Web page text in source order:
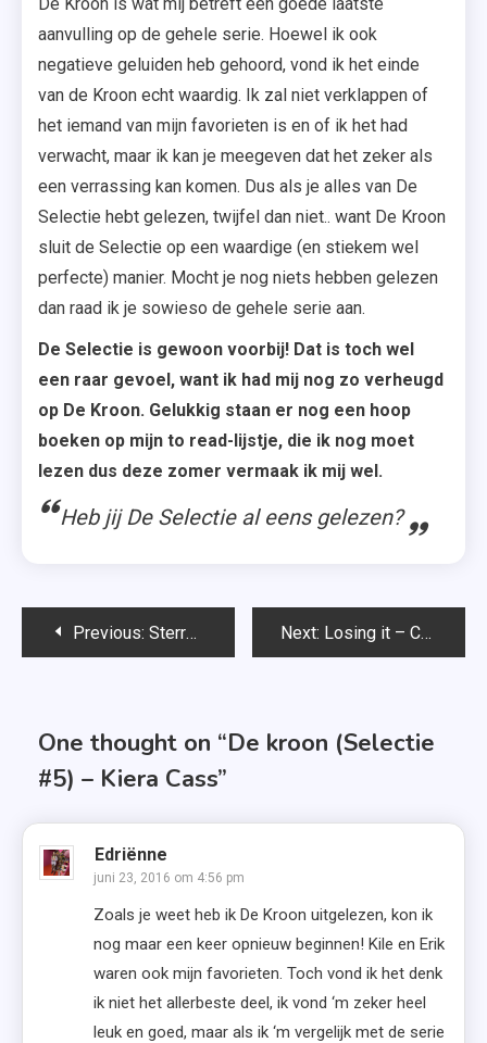
aanvulling op de gehele serie. Hoewel ik ook
negatieve geluiden heb gehoord, vond ik het einde
van de Kroon echt waardig. Ik zal niet verklappen of
het iemand van mijn favorieten is en of ik het had
verwacht, maar ik kan je meegeven dat het zeker als
een verrassing kan komen. Dus als je alles van De
Selectie hebt gelezen, twijfel dan niet.. want De Kroon
sluit de Selectie op een waardige (en stiekem wel
perfecte) manier. Mocht je nog niets hebben gelezen
dan raad ik je sowieso de gehele serie aan.
De Selectie is gewoon voorbij! Dat is toch wel
een raar gevoel, want ik had mij nog zo verheugd
op De Kroon. Gelukkig staan er nog een hoop
boeken op mijn to read-lijstje, die ik nog moet
lezen dus deze zomer vermaak ik mij wel.
Heb jij De Selectie al eens gelezen?
Bericht
Previous: Sterrenregen – Colleen Hoover Next: Losing it – Cora Carmack
One thought on “De kroon (Selectie
#5) – Kiera Cass”
Edriënne
juni 23, 2016 om 4:56 pm
Zoals je weet heb ik De Kroon uitgelezen, kon ik
nog maar een keer opnieuw beginnen! Kile en Erik
waren ook mijn favorieten. Toch vond ik het denk
ik niet het allerbeste deel, ik vond ‘m zeker heel
leuk en goed, maar als ik ‘m vergelijk met de serie